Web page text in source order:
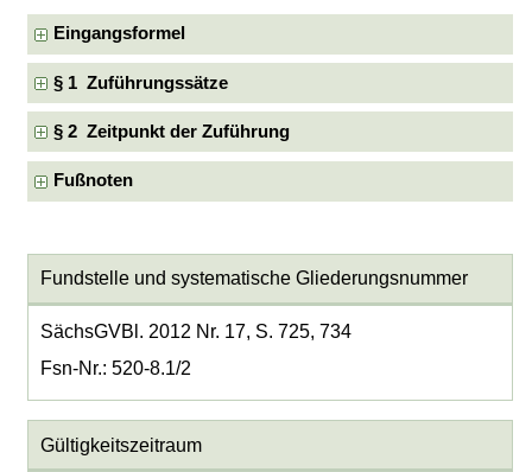
Eingangsformel
§ 1 Zuführungssätze
§ 2 Zeitpunkt der Zuführung
Fußnoten
Fundstelle und systematische Gliederungsnummer
SächsGVBl. 2012 Nr. 17, S. 725, 734
Fsn-Nr.: 520-8.1/2
Gültigkeitszeitraum